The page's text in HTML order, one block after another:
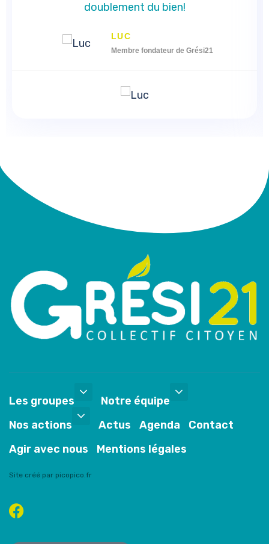
doublement du bien!
LUC
Membre fondateur de Grési21
Les groupes
Notre équipe
Nos actions
Actus Agenda
Contact
Agir avec nous
Mentions légales
Site créé par picopico.fr